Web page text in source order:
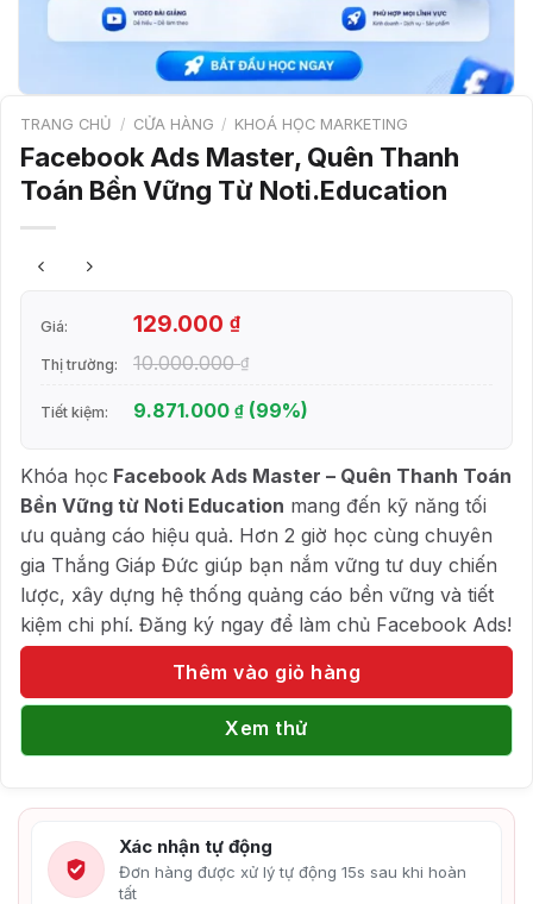
TRANG CHỦ / CỬA HÀNG / KHOÁ HỌC MARKETING
Facebook Ads Master, Quên Thanh
Toán Bền Vững Từ Noti.Education
Giá: 129.000 ₫
Thị trường: 10.000.000₫
Tiết kiệm: 9.871.000 ₫ (99%)
Khóa học Facebook Ads Master – Quên Thanh Toán
Bền Vững từ Noti Education mang đến kỹ năng tối
ưu quảng cáo hiệu quả. Hơn 2 giờ học cùng chuyên
gia Thắng Giáp Đức giúp bạn nắm vững tư duy chiến
lược, xây dựng hệ thống quảng cáo bền vững và tiết
kiệm chi phí. Đăng ký ngay để làm chủ Facebook Ads!
Thêm vào giỏ hàng
Xem thử
Xác nhận tự động
Đơn hàng được xử lý tự động 15s sau khi hoàn
tất